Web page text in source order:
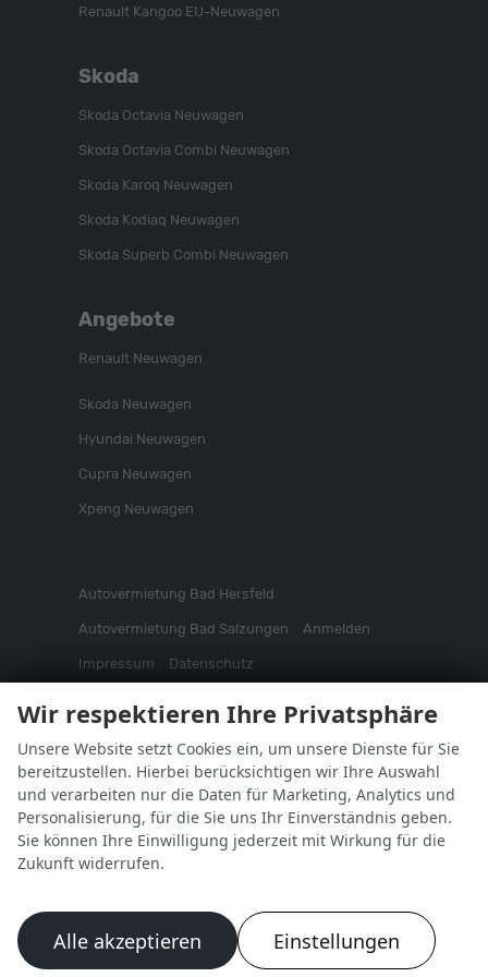
Renault Kangoo EU-Neuwagen
Skoda
Skoda Octavia Neuwagen
Skoda Octavia Combi Neuwagen
Skoda Karoq Neuwagen
Skoda Kodiaq Neuwagen
Skoda Superb Combi Neuwagen
Angebote
Renault Neuwagen
Skoda Neuwagen
Hyundai Neuwagen
Cupra Neuwagen
Xpeng Neuwagen
Autovermietung Bad Hersfeld
Autovermietung Bad Salzungen Anmelden
Impressum Datenschutz
Widerrufsrecht Fakten
Weitere Informationen zum offiziellen Kraftstoffverbrauch
und zu den offiziellen spezifischen CO
-Emissionen und
gegebenenfalls zum Stromverbrauch neuer PKW können
dem 'Leitfaden über den offiziellen Kraftstoffverbrauch,
die offiziellen spezifischen CO
offiziellen Stromverbrauch neuer PKW' entnommen
erhältlich ist unter www.dat.de.
Wir respektieren Ihre Privatsphäre
Unsere Website setzt Cookies ein, um unsere Dienste für Sie
bereitzustellen. Hierbei berücksichtigen wir Ihre Auswahl
und verarbeiten nur die Daten für Marketing, Analytics und
Personalisierung, für die Sie uns Ihr Einverständnis geben.
Sie können Ihre Einwilligung jederzeit mit Wirkung für die
Zukunft widerrufen.
Alle akzeptieren Einstellungen